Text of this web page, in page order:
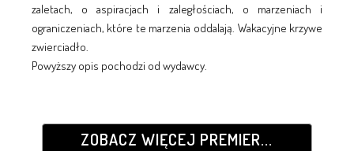
zaletach, o aspiracjach i zaległościach, o marzeniach i
ograniczeniach, które te marzenia oddalają. Wakacyjne krzywe
zwierciadło.
Powyższy opis pochodzi od wydawcy.
ZOBACZ WIĘCEJ PREMIER...